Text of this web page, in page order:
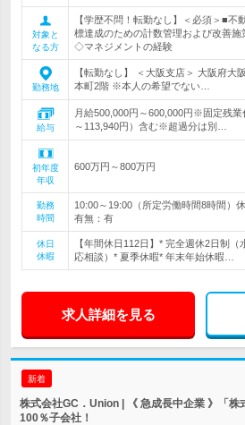
対象と
なる方
【学歴不問！転勤なし】＜必須＞■不
標達成のための計数管理および改善施
◇マネジメントの経験
勤務地
【転勤なし】 ＜大阪支店＞ 大阪府大
本町2階 ※本人の希望でない…
給与
月給500,000円～600,000円※固定残
～113,940円）含む※超過分は別…
初年度
年収
600万円～800万円
勤務
時間
10:00～19:00（所定労働時間8時間）
有無：有
休日
休暇
【年間休日112日】* 完全週休2日制
応相談）* 夏季休暇* 年末年始休暇…
求人詳細を見る
新着
株式会社GC．Union | 《 急成長中企業 》「
100％子会社！